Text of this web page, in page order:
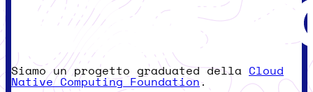
Siamo un progetto graduated della Cloud
Native Computing Foundation.